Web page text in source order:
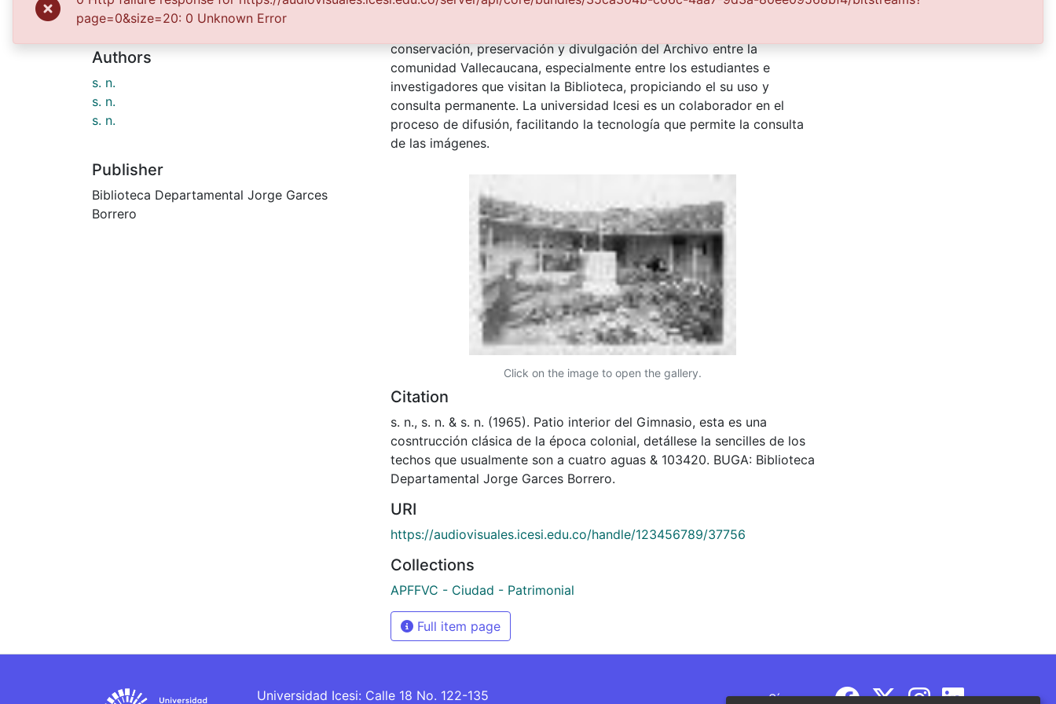
1965-04-01
Authors
s. n.
s. n.
s. n.
Publisher
Biblioteca Departamental Jorge Garces
Borrero
Borrero, por convenio de cooperación suscrito con la Secretaria del
conservación, preservación y divulgación del Archivo entre la
comunidad Vallecaucana, especialmente entre los estudiantes e
investigadores que visitan la Biblioteca, propiciando el su uso y
consulta permanente. La universidad Icesi es un colaborador en el
proceso de difusión, facilitando la tecnología que permite la consulta
de las imágenes.
Click on the image to open the gallery.
Citation
s. n., s. n. & s. n. (1965). Patio interior del Gimnasio, esta es una
cosntrucción clásica de la época colonial, detállese la sencilles de los
techos que usualmente son a cuatro aguas & 103420. BUGA: Biblioteca
Departamental Jorge Garces Borrero.
URI
https://audiovisuales.icesi.edu.co/handle/123456789/37756
Collections
APFFVC - Ciudad - Patrimonial
Full item page
Universidad Icesi: Calle 18 No. 122-135 Síguenos
page=0&size=20: 0 Unknown Error